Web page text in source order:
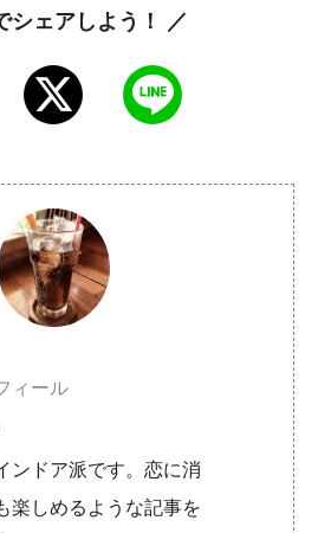
シェアしよう！ ／
ィール
ンドア派です。恋に消
楽しめるような記事を